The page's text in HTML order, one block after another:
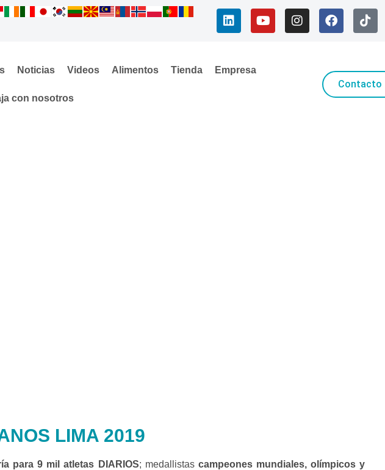
Noticias Videos Alimentos Tienda Empresa
con nosotros
Contacto
LIMA 2019
para 9 mil atletas DIARIOS; medallistas campeones mundiales, olímpicos y